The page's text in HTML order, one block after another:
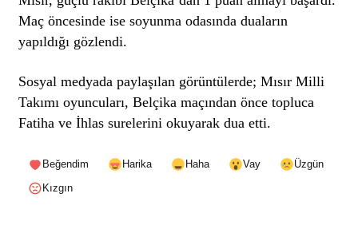
Maç öncesinde ise soyunma odasında duaların
yapıldığı gözlendi.
Sosyal medyada paylaşılan görüntülerde; Mısır Milli
Takımı oyuncuları, Belçika maçından önce topluca
Fatiha ve İhlas surelerini okuyarak dua etti.
Beğendim Harika Haha Vay
Üzgün
Kızgın